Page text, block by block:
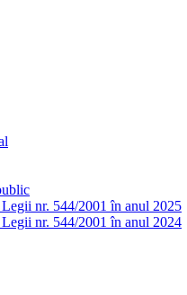
nr. 544/2001 în anul 2025
nr. 544/2001 în anul 2024